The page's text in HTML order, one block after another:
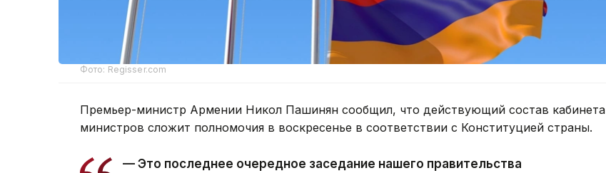
Фото: Regisser.com
Премьер-министр Армении Никол Пашинян сообщил, что действующий состав кабинета
министров сложит полномочия в воскресенье в соответствии с Конституцией страны.
— Это последнее очередное заседание нашего правительства